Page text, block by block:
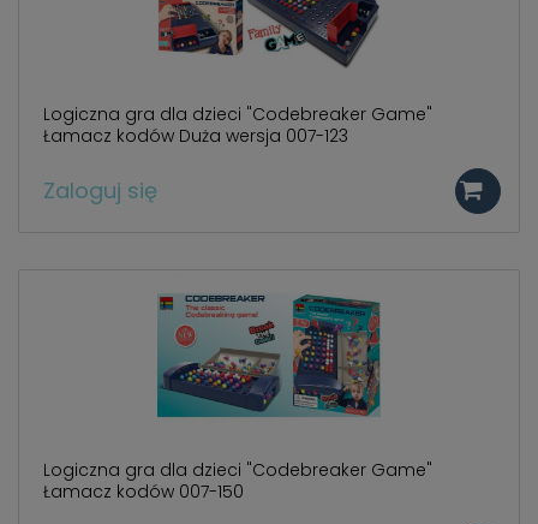
Logiczna gra dla dzieci "Codebreaker Game"
Łamacz kodów Duża wersja 007-123
Zaloguj się
Logiczna gra dla dzieci "Codebreaker Game"
Łamacz kodów 007-150